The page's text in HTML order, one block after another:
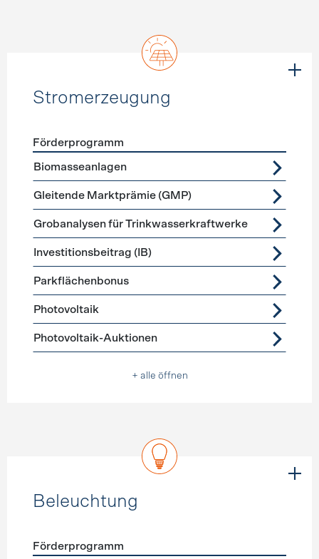
Stromerzeugung
Förderprogramme
Förderprogramm
Biomasseanlagen
Gleitende Marktprämie (GMP)
Grobanalysen für Trinkwasserkraftwerke
Investitionsbeitrag (IB)
Parkflächenbonus
Photovoltaik
Photovoltaik-Auktionen
+ alle öffnen
Beleuchtung
Förderprogramm